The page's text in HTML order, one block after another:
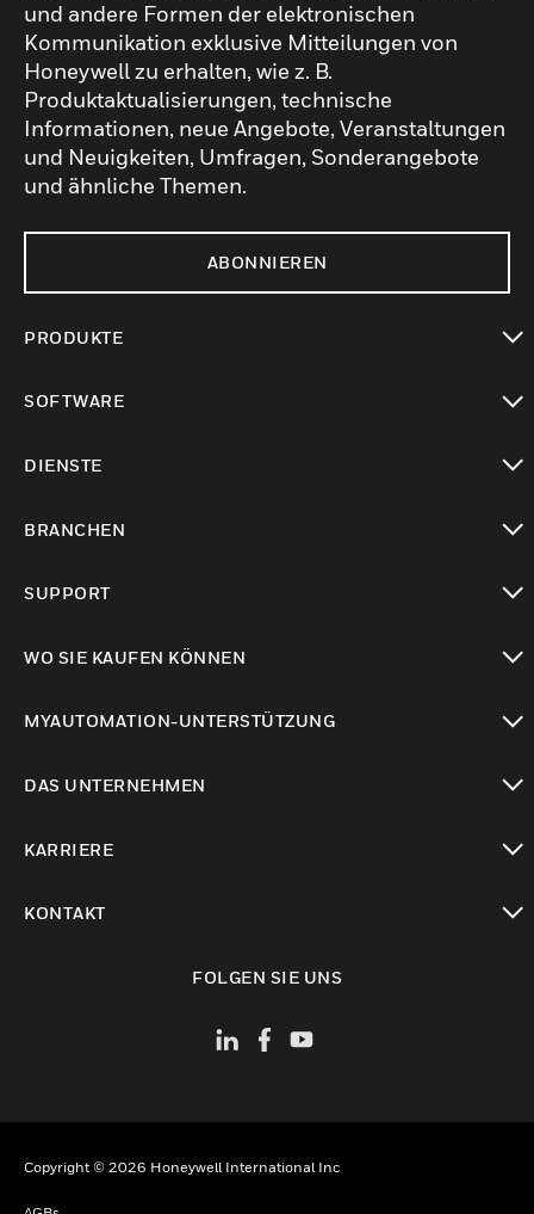
und andere Formen der elektronischen
Kommunikation exklusive Mitteilungen von
Honeywell zu erhalten, wie z. B.
Produktaktualisierungen, technische
Informationen, neue Angebote, Veranstaltungen
und Neuigkeiten, Umfragen, Sonderangebote
und ähnliche Themen.
ABONNIEREN
PRODUKTE
SOFTWARE
DIENSTE
BRANCHEN
SUPPORT
WO SIE KAUFEN KÖNNEN
MYAUTOMATION-UNTERSTÜTZUNG
DAS UNTERNEHMEN
KARRIERE
KONTAKT
FOLGEN SIE UNS
Copyright © 2026 Honeywell International Inc